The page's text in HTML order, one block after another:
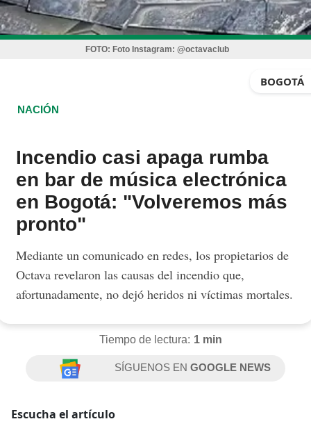
FOTO: Foto Instagram: @octavaclub
BOGOTÁ
NACIÓN
Incendio casi apaga rumba
en bar de música electrónica
en Bogotá: "Volveremos más
pronto"
Mediante un comunicado en redes, los propietarios de
Octava revelaron las causas del incendio que,
afortunadamente, no dejó heridos ni víctimas mortales.
Tiempo de lectura: 1 min
SÍGUENOS ENGOOGLE NEWS
Escucha el artículo